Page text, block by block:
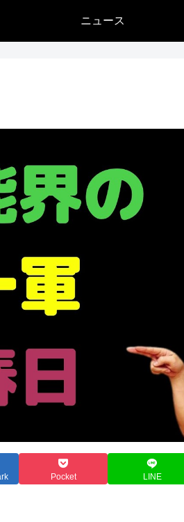
ニュース
Pocket LINE